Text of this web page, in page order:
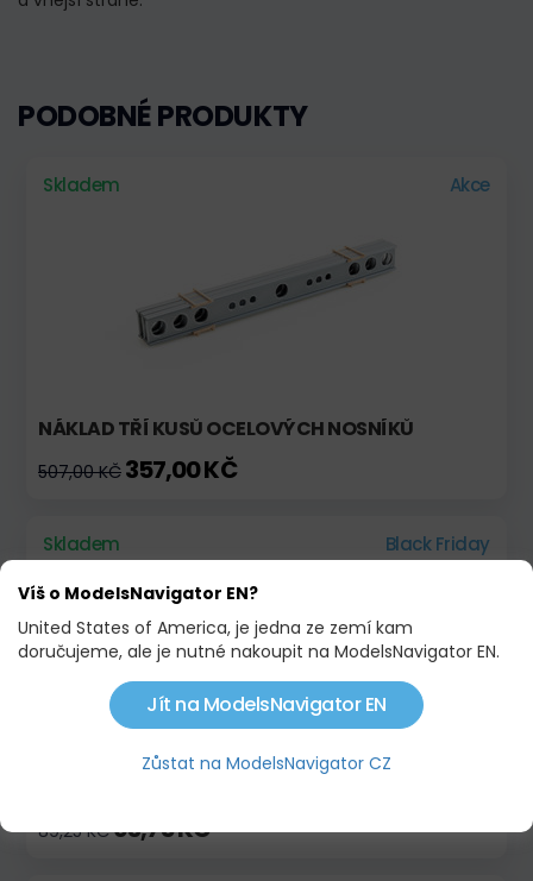
PODOBNÉ PRODUKTY
Skladem Akce
NÁKLAD TŘÍ KUSŮ OCELOVÝCH NOSNÍKŮ
507,00 KČ 357,00 KČ
Skladem Black Friday
89,25 KČ63,75 KČ
Víš o ModelsNavigator EN?
United States of America, je jedna ze zemí kam
doručujeme, ale je nutné nakoupit na ModelsNavigator EN.
Jít na ModelsNavigator EN
Zůstat na ModelsNavigator CZ